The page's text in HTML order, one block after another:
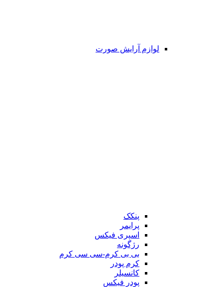
لوازم آرایش صورت
پنکک
پرایمر
اسپری فیکس
رژگونه
بی بی کرم-سی سی کرم
کرم پودر
کانسیلر
پودر فیکس